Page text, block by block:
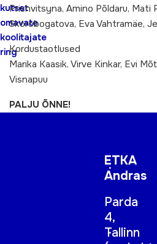
kutset
omavate
koolitajate
ring
Prishvitsyna, Amino Põldaru, Mati
Skorobogatova, Eva Vahtramäe,
Kordustaotlused
Marika Kaasik, Virve Kinkar, Evi
Visnapuu
PALJU ÕNNE!
ETKA
Andras
Parda
4,
Tallinn